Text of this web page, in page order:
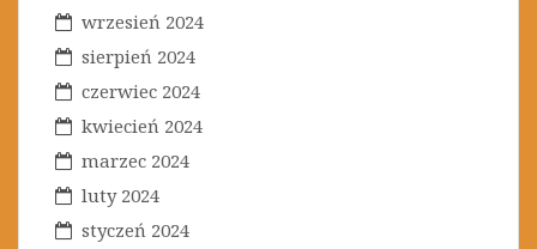
wrzesień 2024
sierpień 2024
czerwiec 2024
kwiecień 2024
marzec 2024
luty 2024
styczeń 2024